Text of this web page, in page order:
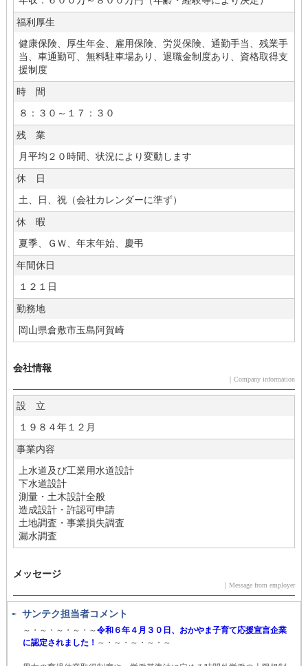
福利厚生
健康保険、厚生年金、雇用保険、労災保険、通勤手当、残業手
当、車通勤可、無料駐車場あり、退職金制度あり、資格取得支
援制度
時 間
８：３０～１７：３０
残 業
月平均２０時間、状況により変動します
休 日
土、日、祝（会社カレンダーに準ず）
休 暇
夏季、ＧＷ、年末年始、慶弔
年間休日
１２１日
勤務地
岡山県倉敷市玉島阿賀崎
会社情報
｜Company information
設 立
１９８４年１２月
事業内容
上水道及び工業用水道設計
下水道設計
測量・土木設計全般
造成設計・許認可申請
土地調査・事業損失調査
漏水調査
メッセージ
｜Message from employer
サンテク担当者コメント
～・～・～・～・～令和６年４月３０日、おかやま子育て応援宣言企業
に認定されました！ ～・～・～・～・～